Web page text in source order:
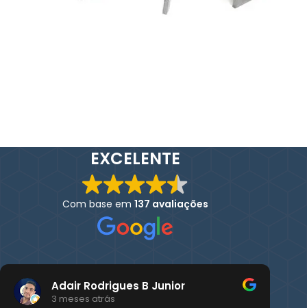
EXCELENTE
Com base em 137 avaliações
Adair Rodrigues B Junior
3 meses atrás